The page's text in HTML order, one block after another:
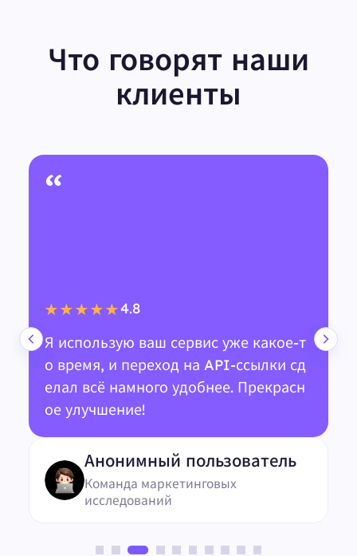
Что говорят наши
клиенты
“
★★★★★4.8
Я использую ваш сервис уже какое-т
о время, и переход на API-ссылки сд
елал всё намного удобнее. Прекрасн
ое улучшение!
Анонимный пользователь
Команда маркетинговых
исследований